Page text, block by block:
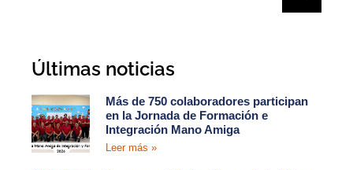
Últimas noticias
Más de 750 colaboradores participan
en la Jornada de Formación e
Integración Mano Amiga
Leer más »